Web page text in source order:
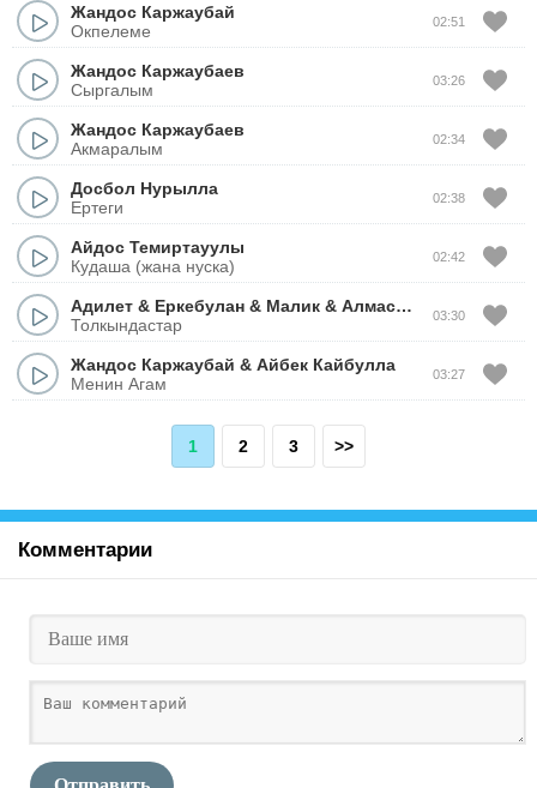
Жандос Каржаубай
Окпелеме
02:51
Жандос Каржаубаев
Сыргалым
03:26
Жандос Каржаубаев
Акмаралым
02:34
Досбол Нурылла
Ертеги
02:38
Айдос Темиртауулы
Кудаша (жана нуска)
02:42
Адилет & Еркебулан & Малик & Алмасхан
Жандос
Толкындастар
03:30
Жандос Каржаубай & Айбек Кайбулла
Менин Агам
03:27
1 2 3 >>
Комментарии